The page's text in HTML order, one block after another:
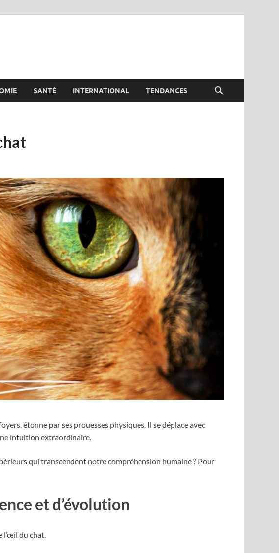
SANTÉ INTERNATIONAL TENDANCES
étonne par ses prouesses physiques. Il se déplace avec
intuition extraordinaire.
qui transcendent notre compréhension humaine ? Pour
et d’évolution
l’œil du chat.